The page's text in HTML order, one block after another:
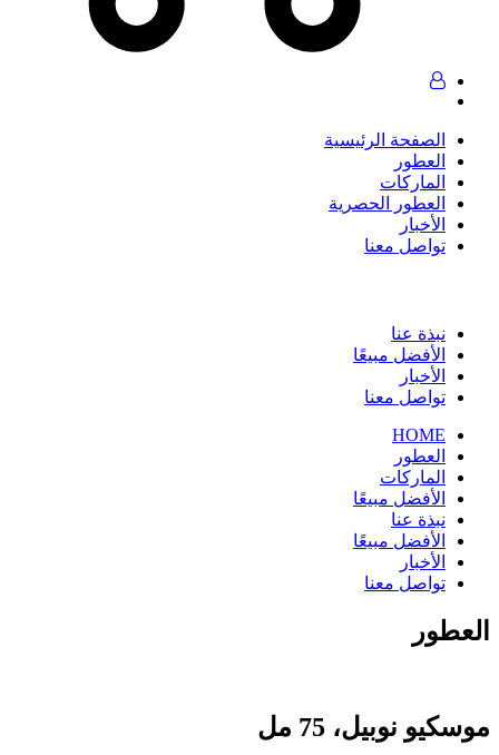
الصفحة الرئيسية
العطور
الماركات
العطور الحصرية
الأخبار
تواصل معنا
نبذة عنا
الأفضل مبيعًا
الأخبار
تواصل معنا
HOME
العطور
الماركات
الأفضل مبيعًا
نبذة عنا
الأفضل مبيعًا
الأخبار
تواصل معنا
العطور
موسكيو نوبيل، 75 مل